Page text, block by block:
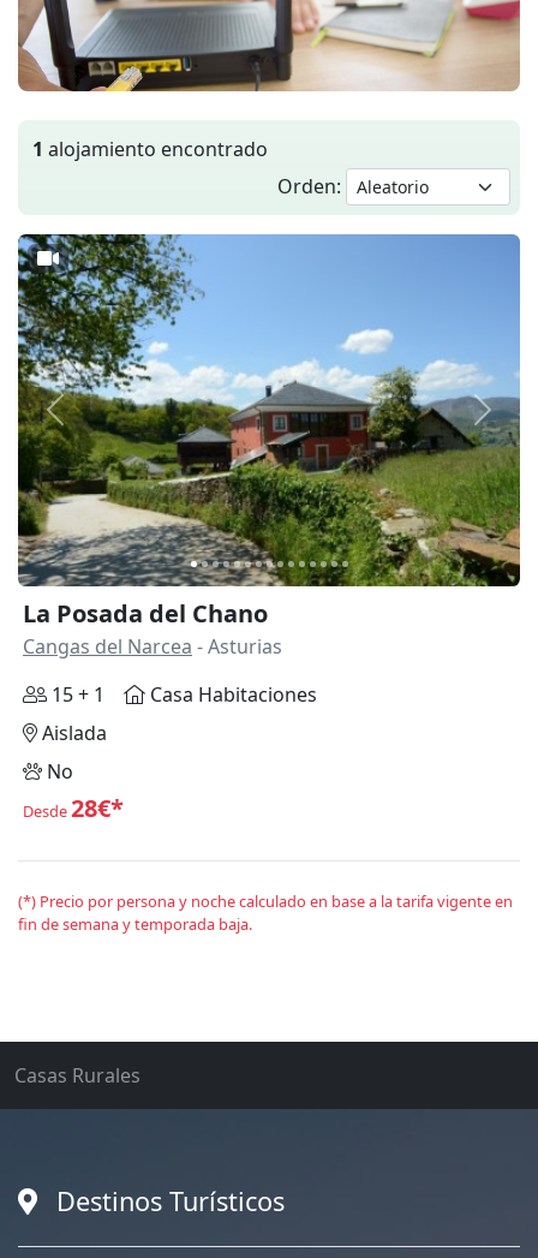
1 alojamiento encontrado
Orden:
Anterior
La Posada del Chano
Cangas del Narcea - Asturias
15 + 1
Casa Habitaciones
Aislada
No
Desde28€*
(*) Precio por persona y noche calculado en base a la tarifa vigente en
fin de semana y temporada baja.
Casas Rurales
Destinos Turísticos